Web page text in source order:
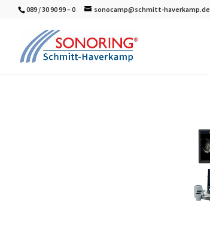
089 / 30 90 99 – 0 sonocamp@schmitt-haverkamp.de